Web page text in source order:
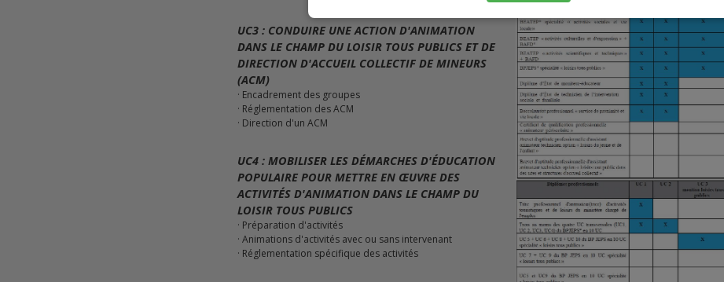
UC3 : CONDUIRE UNE ACTION D'ANIMATION
DANS LE CHAMP DU LOISIR TOUS PUBLICS ET DE
DIRECTION D'ACCUEIL COLLECTIF DE MINEURS
(ACM)
· Encadrement des groupes
· Réglementation des ACM
· Direction d'un ACM
UC4 : MOBILISER LES DÉMARCHES D'ÉDUCATION
POPULAIRE POUR METTRE EN ŒUVRE DES
ACTIVITÉS D'ANIMATION DANS LE CHAMP DU
LOISIR TOUS PUBLICS
· Préparation d'activités
· Animations d'activités avec ou sans intervenant
· Réglementation spécifique des activités